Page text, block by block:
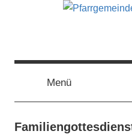
Ludger
Menü